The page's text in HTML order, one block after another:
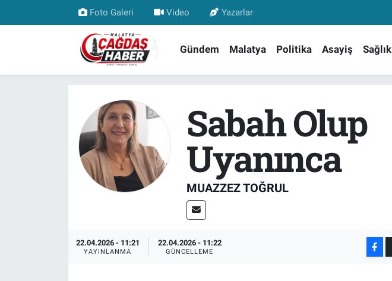
Foto Galeri Video Yazarlar
Gündem Malatya Politika Asayiş Sağlık
Sabah Olup
Uyanınca
MUAZZEZ TOĞRUL
22.04.2026 - 11:21
YAYINLANMA
22.04.2026 - 11:22
GÜNCELLEME
Nöbetçi Eczaneler
Hava Durumu
Malatya Namaz Vakitleri
Trafik Durumu
Süper Lig Puan Durumu ve Fikstür
Haber Arşivi